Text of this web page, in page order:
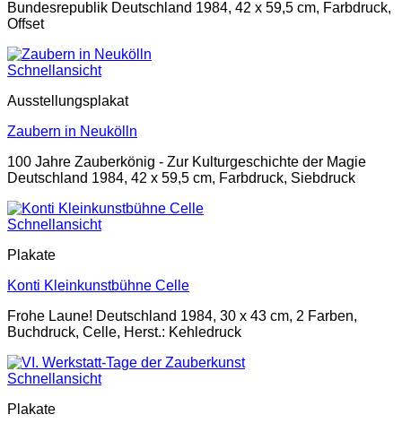
Bundesrepublik Deutschland 1984, 42 x 59,5 cm, Farbdruck,
Offset
Schnellansicht
Ausstellungsplakat
Zaubern in Neukölln
100 Jahre Zauberkönig - Zur Kulturgeschichte der Magie
Deutschland 1984, 42 x 59,5 cm, Farbdruck, Siebdruck
Schnellansicht
Plakate
Konti Kleinkunstbühne Celle
Frohe Laune! Deutschland 1984, 30 x 43 cm, 2 Farben,
Buchdruck, Celle, Herst.: Kehledruck
Schnellansicht
Plakate